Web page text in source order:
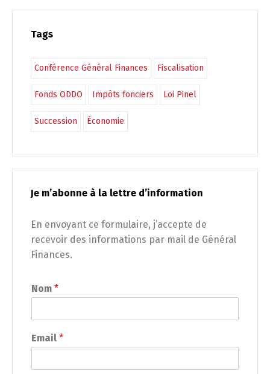
Tags
Conférence Général Finances Fiscalisation
Fonds ODDO Impôts fonciers Loi Pinel
Succession Économie
Je m’abonne à la lettre d’information
En envoyant ce formulaire, j’accepte de
recevoir des informations par mail de Général
Finances.
Nom *
Email *